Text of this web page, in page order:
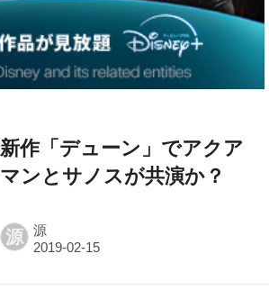
新作「デューン」でアクア
マンとサノスが共演か？
源 源